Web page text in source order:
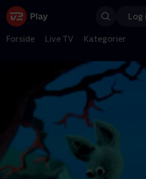
Log
Forside Live TV Kategorier